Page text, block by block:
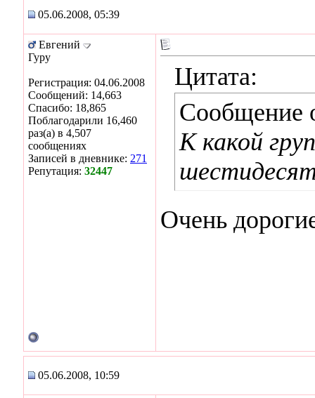
05.06.2008, 05:39
Евгений
Гуру
Регистрация: 04.06.2008
Сообщений: 14,663
Спасибо: 18,865
Поблагодарили 16,460
раз(а) в 4,507
сообщениях
Записей в дневнике: 271
Репутация: 32447
Цитата:
Сообщение
К какой
Очень
05.06.2008, 10:59